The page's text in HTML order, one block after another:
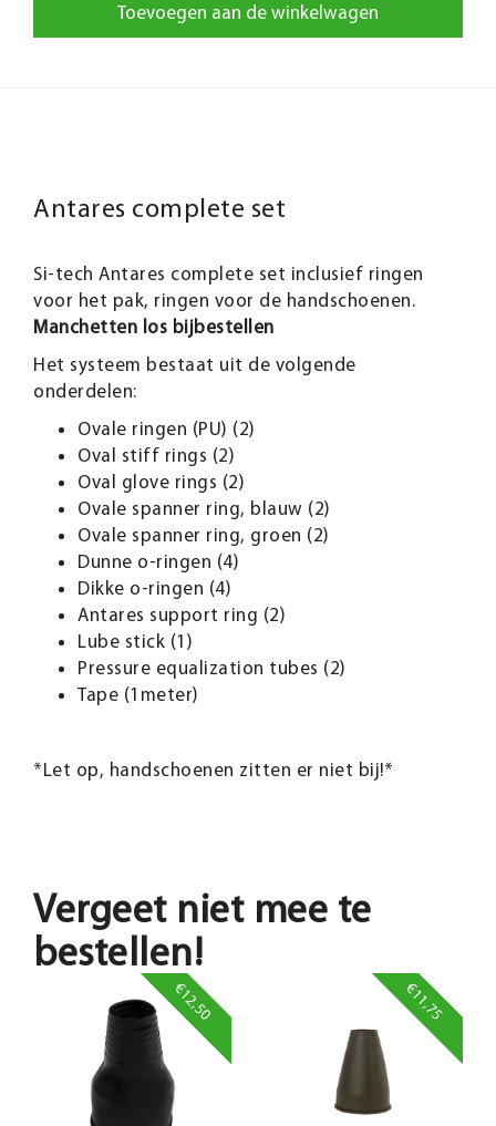
Toevoegen aan de winkelwagen
Antares complete set
Si-tech Antares complete set inclusief ringen
voor het pak, ringen voor de handschoenen.
Manchetten los bijbestellen
Het systeem bestaat uit de volgende
onderdelen:
Ovale ringen (PU) (2)
Oval stiff rings (2)
Oval glove rings (2)
Ovale spanner ring, blauw (2)
Ovale spanner ring, groen (2)
Dunne o-ringen (4)
Dikke o-ringen (4)
Antares support ring (2)
Lube stick (1)
Pressure equalization tubes (2)
Tape (1meter)
*Let op, handschoenen zitten er niet bij!*
Vergeet niet mee te
bestellen!
€12,50 €11,75